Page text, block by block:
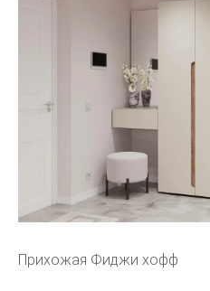
Прихожая Фиджи хофф